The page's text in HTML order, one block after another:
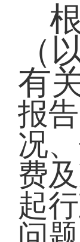
（
有
报
况
费
起